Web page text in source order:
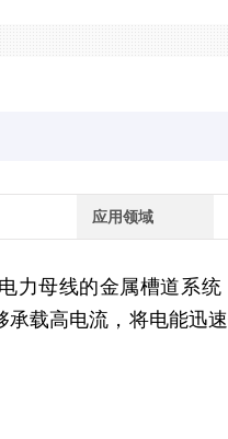
应用领域
力母线的金属槽道系
载高电流，将电能迅